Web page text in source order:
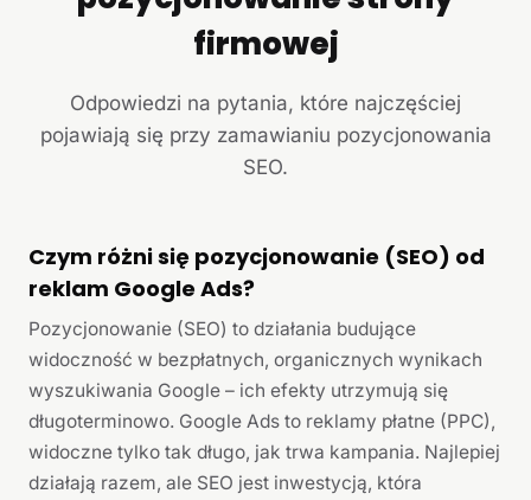
firmowej
Odpowiedzi na pytania, które najczęściej
pojawiają się przy zamawianiu pozycjonowania
SEO.
Czym różni się pozycjonowanie (SEO) od
reklam Google Ads?
Pozycjonowanie (SEO) to działania budujące
widoczność w bezpłatnych, organicznych wynikach
wyszukiwania Google – ich efekty utrzymują się
długoterminowo. Google Ads to reklamy płatne (PPC),
widoczne tylko tak długo, jak trwa kampania. Najlepiej
działają razem, ale SEO jest inwestycją, która